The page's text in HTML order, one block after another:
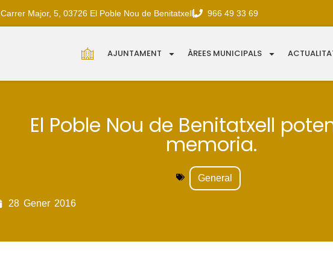
Carrer Major, 5, 03726 El Poble Nou de Benitatxell 966 49 33 69
AJUNTAMENT ÀREES MUNICIPALS
El Poble Nou de Benitatxell
memoria.
General
28 Gener 2016